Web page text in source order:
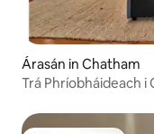
Árasán in Chatham
Trá Phríobháideach i